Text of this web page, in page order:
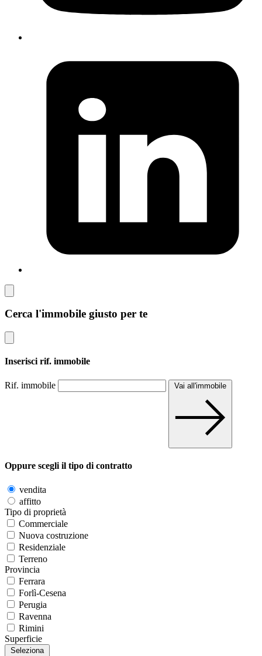
Cerca l'immobile giusto per te
Inserisci rif. immobile
Rif. immobile Vai all'immobile
Oppure scegli il tipo di contratto
vendita
affitto
Tipo di proprietà
Commerciale
Nuova costruzione
Residenziale
Terreno
Provincia
Ferrara
Forlì-Cesena
Perugia
Ravenna
Rimini
Superficie
Seleziona